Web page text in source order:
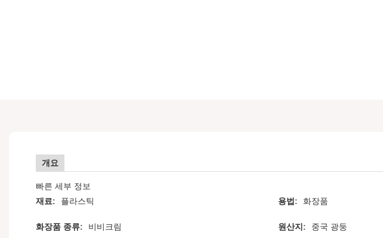
개요
빠른 세부 정보
재료:
플라스틱 용법: 화장품
화장품 종류: 비비크림 원산지: 중국 광둥